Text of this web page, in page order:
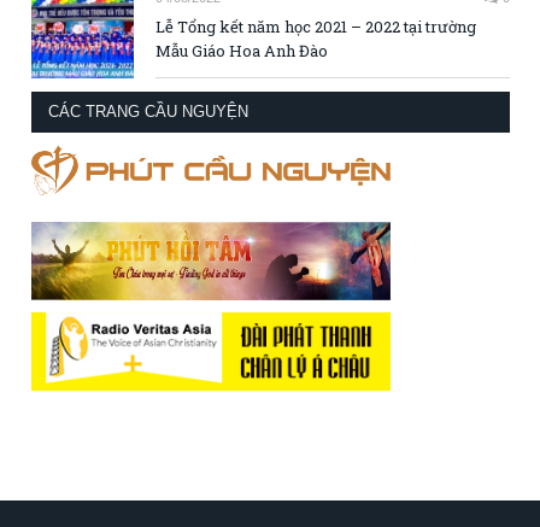
Lễ Tổng kết năm học 2021 – 2022 tại trường
Mẫu Giáo Hoa Anh Đào
CÁC TRANG CẦU NGUYỆN